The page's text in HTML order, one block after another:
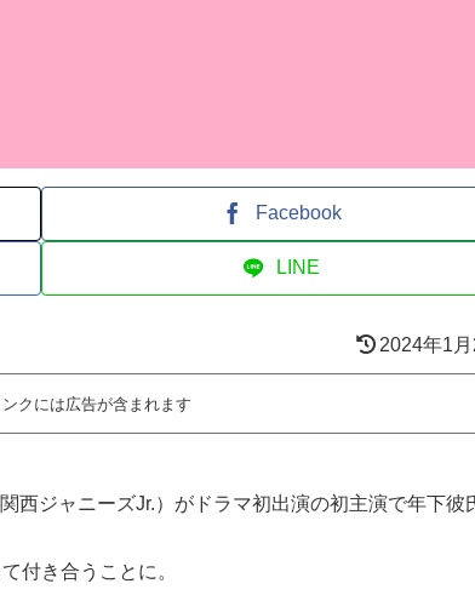
Facebook
LINE
2024年1月
クには広告が含まれます
西ジャニーズJr.）がドラマ初出演の初主演で年下彼
付き合うことに。